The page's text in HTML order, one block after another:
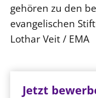
gehören zu den
evangelischen
Lothar Veit / EMA
Jetzt